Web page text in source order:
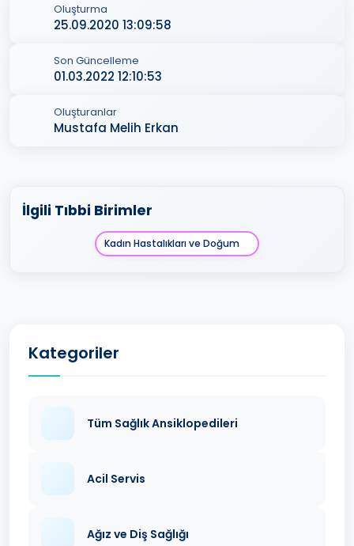
Oluşturma
25.09.2020 13:09:58
Son Güncelleme
01.03.2022 12:10:53
Oluşturanlar
Mustafa Melih Erkan
İlgili Tıbbi Birimler
Kadın Hastalıkları ve Doğum
Kategoriler
Tüm Sağlık Ansiklopedileri
Acil Servis
Ağız ve Diş Sağlığı